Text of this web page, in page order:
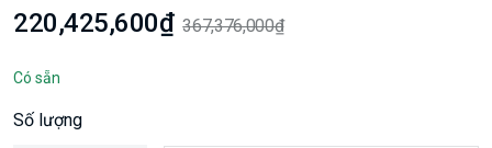
220,425,600₫ 367,376,000₫
Có sẵn
Số lượng